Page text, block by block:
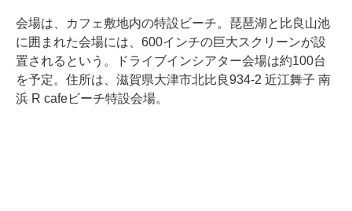
会場は、カフェ敷地内の特設ビーチ。琵琶湖と比良山池
に囲まれた会場には、600インチの巨大スクリーンが設
置されるという。ドライブインシアター会場は約100台
を予定。住所は、滋賀県大津市北比良934-2 近江舞子 南
浜 R cafeビーチ特設会場。